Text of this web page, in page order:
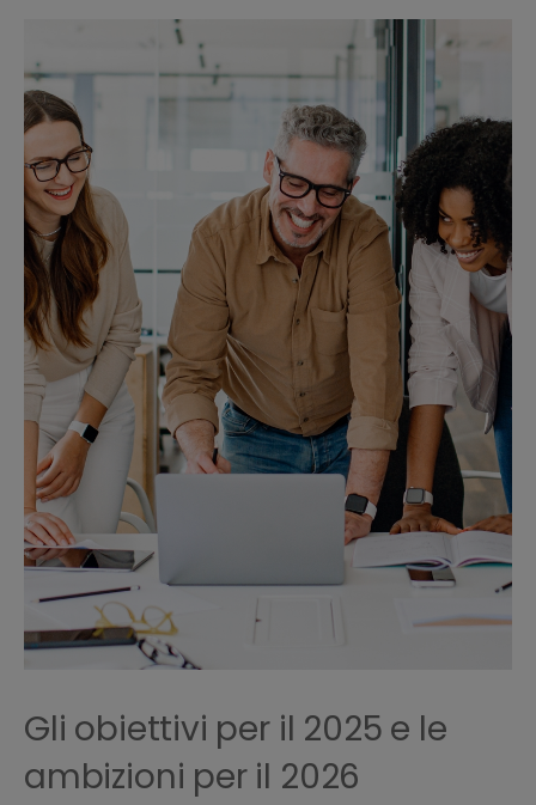
Gli obiettivi per il 2025 e le
ambizioni per il 2026